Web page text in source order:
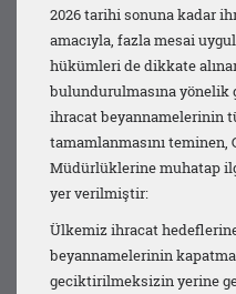
2026 tarihi sonuna kadar
amacıyla, fazla mesai
hükümleri de dikkate
bulundurulmasına yönelik
ihracat beyannamelerinin
tamamlanmasını teminen,
Müdürlüklerine muhatap
yer verilmiştir:
Ülkemiz ihracat
beyannamelerinin
geciktirilmeksizin yerine